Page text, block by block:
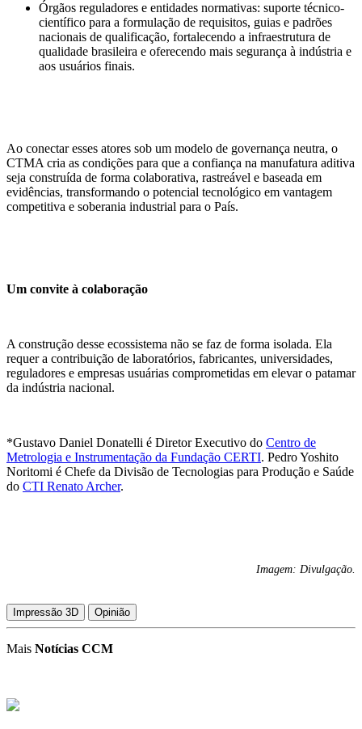
Órgãos reguladores e entidades normativas: suporte técnico-
científico para a formulação de requisitos, guias e padrões
nacionais de qualificação, fortalecendo a infraestrutura de
qualidade brasileira e oferecendo mais segurança à indústria e
aos usuários finais.
Ao conectar esses atores sob um modelo de governança neutra, o
CTMA cria as condições para que a confiança na manufatura aditiva
seja construída de forma colaborativa, rastreável e baseada em
evidências, transformando o potencial tecnológico em vantagem
competitiva e soberania industrial para o País.
Um convite à colaboração
A construção desse ecossistema não se faz de forma isolada. Ela
requer a contribuição de laboratórios, fabricantes, universidades,
reguladores e empresas usuárias comprometidas em elevar o patamar
da indústria nacional.
*Gustavo Daniel Donatelli é Diretor Executivo do Centro de
Metrologia e Instrumentação da Fundação CERTI. Pedro Yoshito
Noritomi é Chefe da Divisão de Tecnologias para Produção e Saúde
do CTI Renato Archer.
Imagem: Divulgação.
Impressão 3D Opinião
Mais Notícias CCM